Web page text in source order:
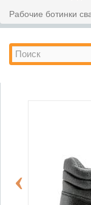
Рабочие ботинки
Форма поиска
Поиск